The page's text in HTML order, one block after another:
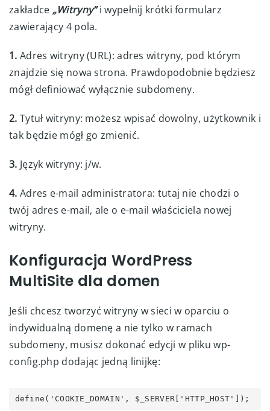
zakładce „Witryny”i wypełnij krótki formularz
zawierający 4 pola.
1. Adres witryny (URL): adres witryny, pod którym
znajdzie się nowa strona. Prawdopodobnie będziesz
mógł definiować wyłącznie subdomeny.
2. Tytuł witryny: możesz wpisać dowolny, użytkownik i
tak będzie mógł go zmienić.
3. Język witryny: j/w.
4. Adres e-mail administratora: tutaj nie chodzi o
twój adres e-mail, ale o e-mail właściciela nowej
witryny.
Konfiguracja WordPress
MultiSite dla domen
Jeśli chcesz tworzyć witryny w sieci w oparciu o
indywidualną domenę a nie tylko w ramach
subdomeny, musisz dokonać edycji w pliku wp-
config.php dodając jedną linijkę:
define('COOKIE_DOMAIN', $_SERVER['HTTP_HOST']);